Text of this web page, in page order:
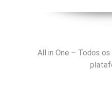
All in One – Todos